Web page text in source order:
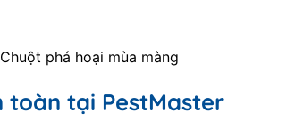
Chuột phá hoại mùa màng
toàn tại PestMaster